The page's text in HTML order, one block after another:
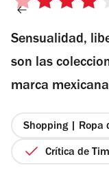
4
5
estrellas
Sensualidad,
son las
marca
Shopping | Ropa
Crítica de